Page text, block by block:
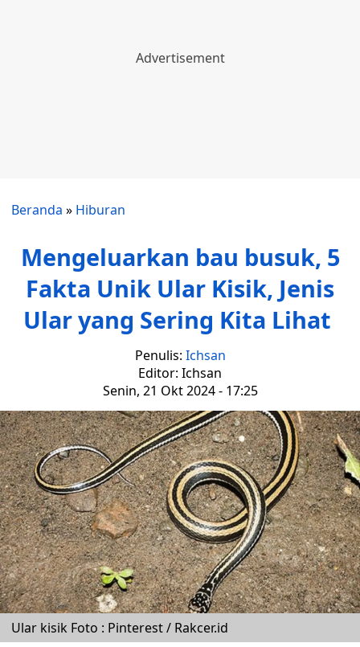
Beranda » Hiburan
Mengeluarkan bau busuk, 5
Fakta Unik Ular Kisik, Jenis
Ular yang Sering Kita Lihat
Penulis: Ichsan
Editor: Ichsan
Senin, 21 Okt 2024 - 17:25
Ular kisik Foto : Pinterest / Rakcer.id